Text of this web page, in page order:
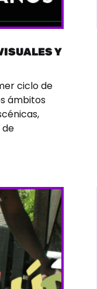
Y
ciclo de
ámbitos
de